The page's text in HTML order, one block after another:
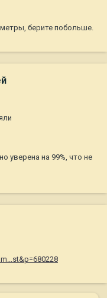
берите побольше.
уверена на 99%, что не